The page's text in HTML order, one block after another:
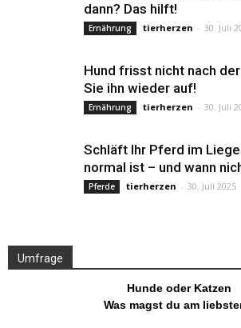
dann? Das hilft!
Ernährung tierherzen - 30. Juli
Hund frisst nicht nach
Sie ihn wieder auf!
Ernährung tierherzen - 30. Juli
Schläft Ihr Pferd im
normal ist – und wann
Pferde tierherzen - 30. Juli 2025
Umfrage
Hunde oder Katzen
Was magst du am